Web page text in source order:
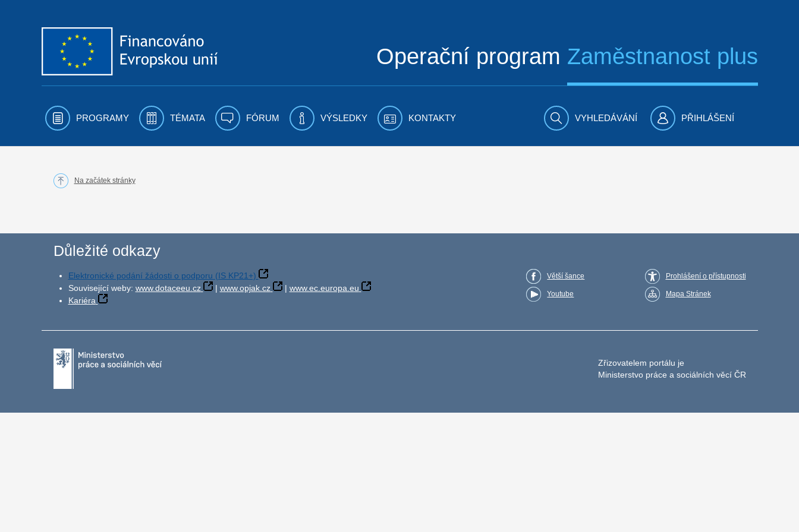
Operační program Zaměstnanost plus
PROGRAMY TÉMATA FÓRUM VÝSLEDKY KONTAKTY VYHLEDÁVÁNÍ PŘIHLÁŠENÍ
Na začátek stránky
Důležité odkazy
Elektronické podání žádosti o podporu (IS KP21+)
Související weby: www.dotaceeu.cz | www.opjak.cz | www.ec.europa.eu
Kariéra
Větší šance
Youtube
Prohlášení o přístupnosti
Mapa Stránek
Zřizovatelem portálu je
Ministerstvo práce a sociálních věcí ČR